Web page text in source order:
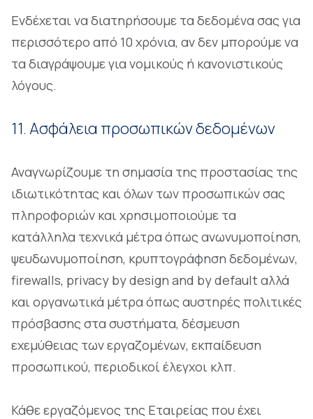
Ενδέχεται να διατηρήσουμε τα δεδομένα σας για
περισσότερο από 10 χρόνια, αν δεν μπορούμε να
τα διαγράψουμε για νομικούς ή κανονιστικούς
λόγους.
11. Ασφάλεια προσωπικών δεδομένων
Αναγνωρίζουμε τη σημασία της προστασίας της
ιδιωτικότητας και όλων των προσωπικών σας
πληροφοριών και χρησιμοποιούμε τα
κατάλληλα τεχνικά μέτρα όπως ανωνυμοποίηση,
ψευδωνυμοποίηση, κρυπτογράφηση δεδομένων,
firewalls, privacy by design and by default αλλά
και οργανωτικά μέτρα όπως αυστηρές πολιτικές
πρόσβασης στα συστήματα, δέσμευση
εχεμύθειας των εργαζομένων, εκπαίδευση
προσωπικού, περιοδικοί έλεγχοι κλπ.
Κάθε εργαζόμενος της Εταιρείας που έχει